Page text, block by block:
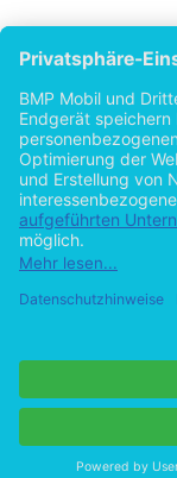
Sexualität
in Film und
vonCarolin
©2012
Hilfe/FAQ
Impressum
AGB
Zur Desktop-Version
Copyright ©Imprint
byOpen Publishing